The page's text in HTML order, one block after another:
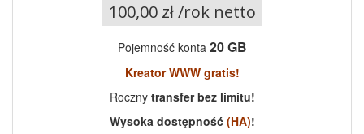
100,00 zł /rok netto
Pojemność konta 20GB
Kreator WWW gratis!
Roczny transfer bez limitu!
Wysoka dostępność(HA)!